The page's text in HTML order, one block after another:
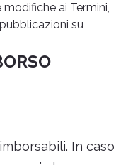
ai Termini,
su
In caso